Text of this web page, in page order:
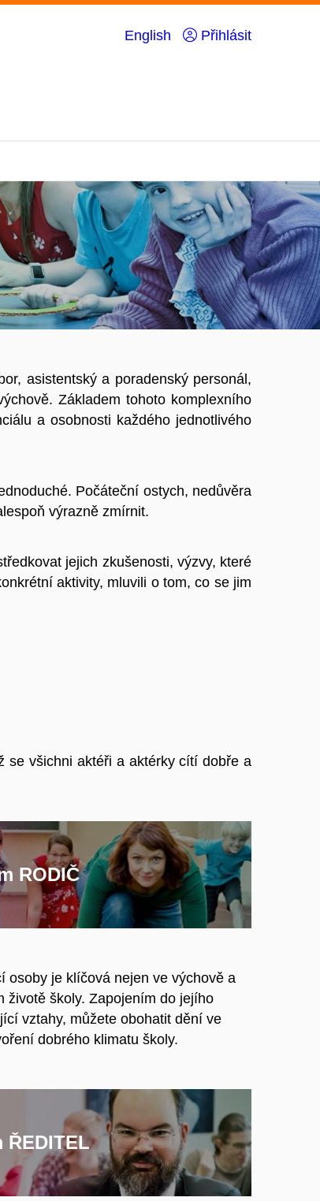
English Přihlásit
asistentský a poradenský personál,
Základem tohoto komplexního
a osobnosti každého jednotlivého
Počáteční ostych, nedůvěra
výrazně zmírnit.
jejich zkušenosti, výzvy, které
aktivity, mluvili o tom, co se jim
se všichni aktéři a aktérky cítí dobře a
RODIČ
osoby je klíčová nejen ve výchově a
životě školy. Zapojením do jejího
vztahy, můžete obohatit dění ve
dobrého klimatu školy.
ŘEDITEL